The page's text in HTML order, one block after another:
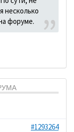
несколько
форуме.
#1293264